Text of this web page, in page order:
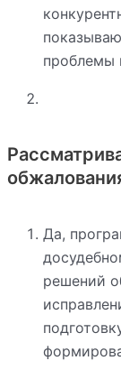
проблемы
Да,
решений